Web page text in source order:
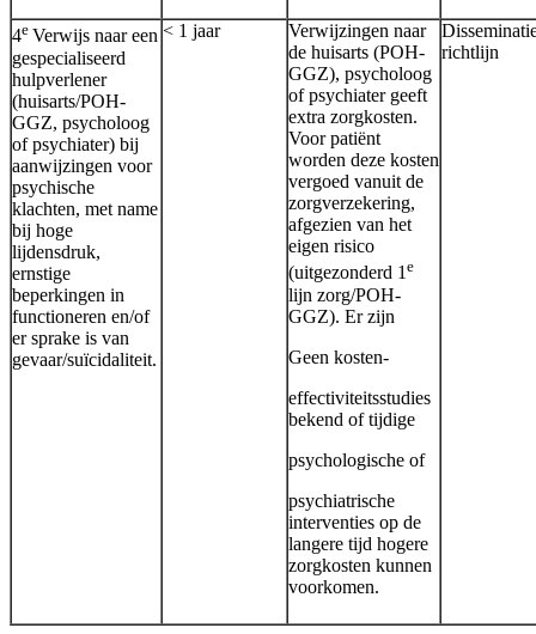
4e Verwijs naar een
gespecialiseerd
hulpverlener
(huisarts/POH-
GGZ, psycholoog
of psychiater) bij
aanwijzingen voor
psychische
klachten, met name
bij hoge
lijdensdruk,
ernstige
beperkingen in
functioneren en/of
er sprake is van
gevaar/suïcidaliteit.
< 1 jaar
Verwijzingen naar
de huisarts (POH-
GGZ), psycholoog
of psychiater geeft
extra zorgkosten.
Voor patiënt
worden deze kosten
vergoed vanuit de
zorgverzekering,
afgezien van het
eigen risico
(uitgezonderd 1e
lijn zorg/POH-
GGZ). Er zijn
Geen kosten-
effectiviteitsstudies
bekend of tijdige
psychologische of
psychiatrische
interventies op de
langere tijd hogere
zorgkosten kunnen
voorkomen.
richtlijn